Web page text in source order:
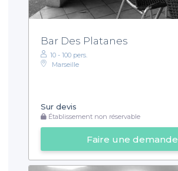
Bar Des Platanes
10 - 100 pers.
Marseille
Sur devis
Établissement non réservable
Faire une demande